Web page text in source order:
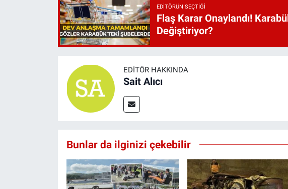
EDITÖRÜN SEÇTIĞI
Flaş Karar Onaylandı!
Değiştiriyor?
EDITÖR HAKKINDA
Sait Alıcı
Bunlar da ilginizi çekebilir